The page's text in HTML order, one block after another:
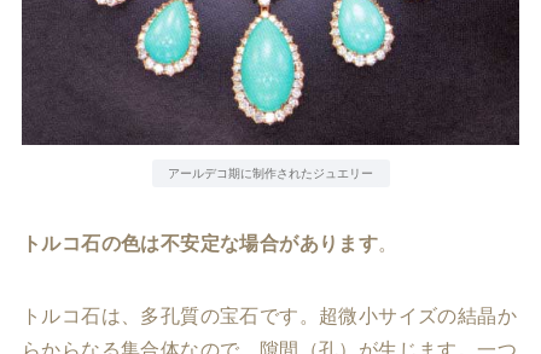
アールデコ期に制作されたジュエリー
トルコ石の色は不安定な場合があります。
トルコ石は、多孔質の宝石です。超微小サイズの結晶か